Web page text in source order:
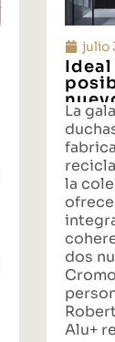
julio
baño
La
la
dos
Alu+